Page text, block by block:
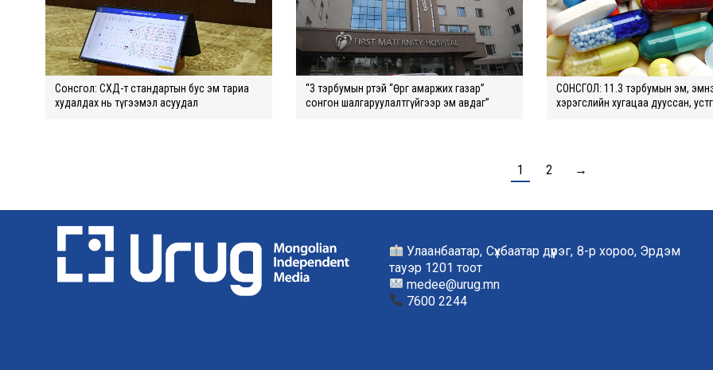
Сонсгол: СХД-т стандартын бус эм тариа
худалдах нь түгээмэл асуудал
“3 тэрбумын өртэй “Өргөө амаржих газар”
сонгон шалгаруулалтгүйгээр эм авдаг”
СОНСГОЛ: 11.3 тэрбумын эм,
хэрэгслийн хугацаа дууссан,
1 2 →
Улаанбаатар, Сүхбаатар дүүрэг, 8-р хороо, Эрдэм
тауэр 1201 тоот
medee@urug.mn
7600 2244